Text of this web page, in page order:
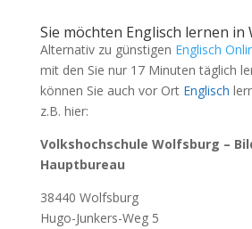
Sie möchten Englisch lernen in
Alternativ zu günstigen Englisch
mit den Sie nur 17 Minuten täglich
können Sie auch vor Ort Englisch
z.B. hier:
Volkshochschule Wolfsburg –
Hauptbureau
38440 Wolfsburg
Hugo-Junkers-Weg 5